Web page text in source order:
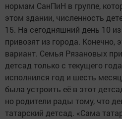
нормам СанПиН в группе,
этом здании, числен­ность
15. На сегод­няшний день 10
привозят из города.
вариант. Семья Рязановых
детсад только с текуще­го
исполнился год и шесть
была устроить её в этот
но родители рады тому, что
татарский дет­сад. «Сама